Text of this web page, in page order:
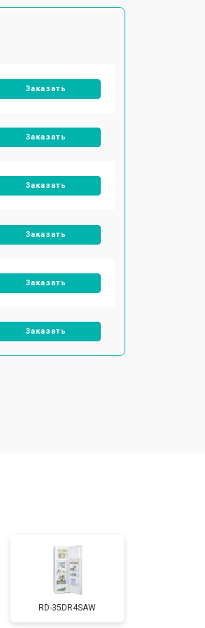
Заказать
Заказать
Заказать
Заказать
Заказать
Заказать
Заказать
Заказать
RD-35DR4SAW